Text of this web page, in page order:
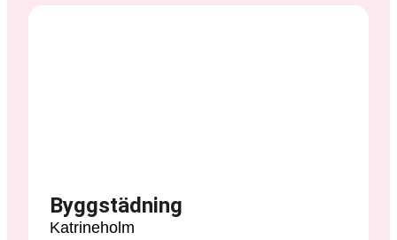
Byggstädning
Katrineholm